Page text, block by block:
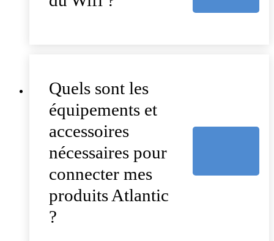
Quels sont les
équipements et
accessoires
nécessaires pour
connecter mes
produits Atlantic
?